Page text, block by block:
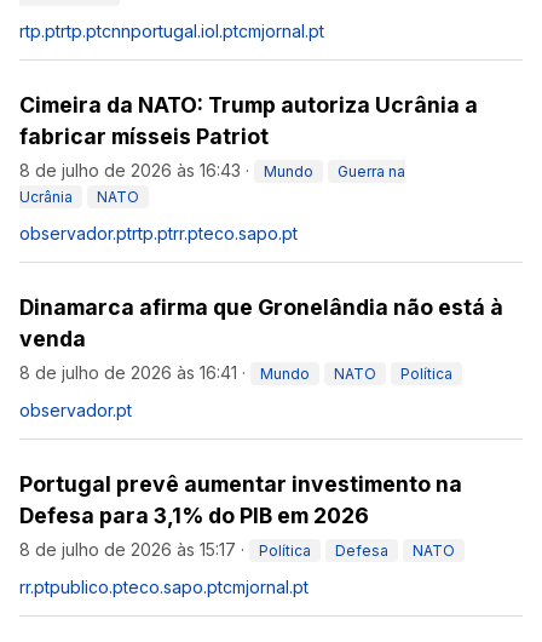
rtp.ptrtp.ptcnnportugal.iol.ptcmjornal.pt
Cimeira da NATO: Trump autoriza Ucrânia a
fabricar mísseis Patriot
8 de julho de 2026 às 16:43 · Mundo
Guerra na
Ucrânia
NATO
observador.ptrtp.ptrr.pteco.sapo.pt
Dinamarca afirma que Gronelândia não está à
venda
8 de julho de 2026 às 16:41 · Mundo NATO Política
observador.pt
Portugal prevê aumentar investimento na
Defesa para 3,1% do PIB em 2026
8 de julho de 2026 às 15:17 · Política Defesa NATO
rr.ptpublico.pteco.sapo.ptcmjornal.pt